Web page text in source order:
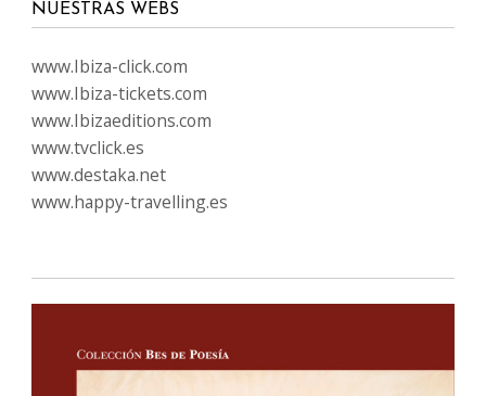
NUESTRAS WEBS
www.Ibiza-click.com
www.Ibiza-tickets.com
www.Ibizaeditions.com
www.tvclick.es
www.destaka.net
www.happy-travelling.es